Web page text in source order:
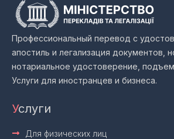
Профессиональный перевод с
апостиль и легализация документов,
нотариальное удостоверение,
Услуги для иностранцев и бизнеса.
Услуги
Для физических лиц